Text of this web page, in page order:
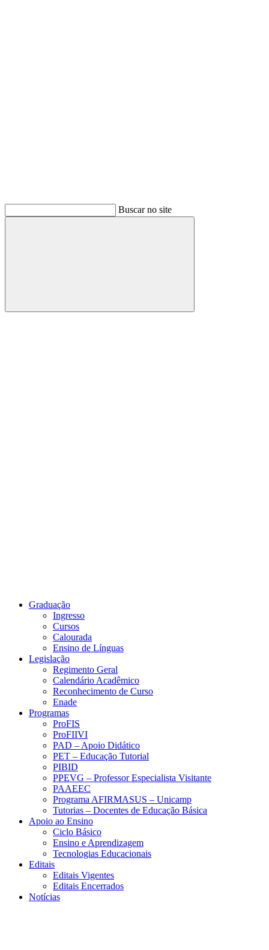
Buscar no site
Buscar
Graduação
Ingresso
Cursos
Calourada
Ensino de Línguas
Legislação
Regimento Geral
Calendário Acadêmico
Reconhecimento de Curso
Enade
Programas
ProFIS
ProFIIVI
PAD – Apoio Didático
PET – Educação Tutorial
PIBID
PPEVG – Professor Especialista Visitante
PAAEEC
Programa AFIRMASUS – Unicamp
Tutorias – Docentes de Educação Básica
Apoio ao Ensino
Ciclo Básico
Ensino e Aprendizagem
Tecnologias Educacionais
Editais
Editais Vigentes
Editais Encerrados
Notícias